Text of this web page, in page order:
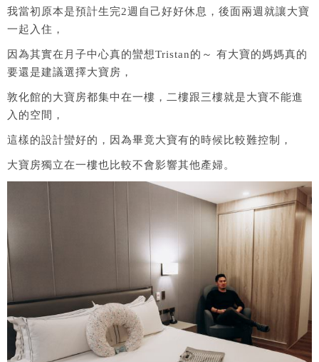
我當初原本是預計生完2週自己好好休息，後面兩週就讓大寶
一起入住，
因為其實在月子中心真的蠻想Tristan的～ 有大寶的媽媽真的
要還是建議選擇大寶房，
敦化館的大寶房都集中在一樓，二樓跟三樓就是大寶不能進
入的空間，
這樣的設計蠻好的，因為畢竟大寶有的時候比較難控制，
大寶房獨立在一樓也比較不會影響其他產婦。